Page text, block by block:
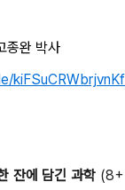
종완 박사
잔에 담긴 과학 (8+